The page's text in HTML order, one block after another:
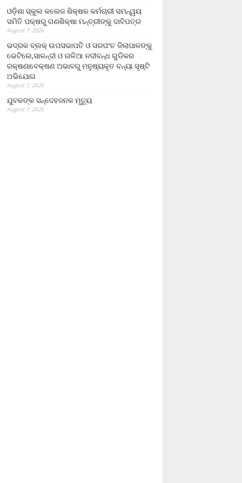
ଓଡ଼ିଶା ସ୍କୁଲ କଲେଜ ଶିକ୍ଷକ କର୍ମଚାରୀ ସମନ୍ୱୟ
ସମିତି ପକ୍ଷରୁ ଗଣଶିକ୍ଷା ମନ୍ତ୍ରୀଙ୍କୁ ଦାବିପତ୍ର
August 7, 2026
ଭଦ୍ରକ ବ୍ଲକ୍ ଉପସଭାପତି ଓ ସରପଂଚ ଜିଲାପାଳଙ୍କୁ
ଭେଟିଲେ,ସାଳନ୍ଦୀ ଓ ନାଳିଆ ନଦୀବନ୍ଧ ଗୁଡିକର
ରକ୍ଷଣାବେକ୍ଷଣ ଅଭାବରୁ ମନୁଷ୍ୟକୃତ ବନ୍ୟା ସୃଷ୍ଟି
ଅଭିଯୋଗ
August 7, 2026
ଯୁବକଙ୍କ ସନ୍ଦେହଜନକ ମୃତ୍ୟୁ
August 7, 2026